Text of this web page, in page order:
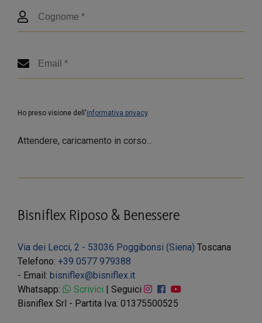
Ho preso visione dell'informativa privacy.
Attendere, caricamento in corso...
Bisniflex Riposo & Benessere
Via dei Lecci, 2 - 53036 Poggibonsi (Siena) Toscana
Telefono: +39 0577 979388
- Email: bisniflex@bisniflex.it
Whatsapp:
Scrivici | Seguici
Bisniflex Srl - Partita Iva: 01375500525